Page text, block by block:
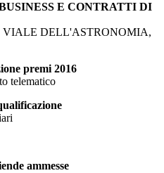
E CONTRATTI DI
VIALE DELL'ASTRONOMIA,
premi 2016
telematico
ammesse